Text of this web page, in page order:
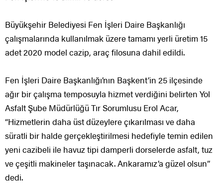
Büyükşehir Belediyesi Fen İşleri Daire Başkanlığı
çalışmalarında kullanılmak üzere tamamı yerli üretim 15
adet 2020 model cazip, araç filosuna dahil edildi.
Fen İşleri Daire Başkanlığı’nın Başkent’in 25 ilçesinde
ağır bir çalışma temposuyla hizmet verdiğini belirten Yol
Asfalt Şube Müdürlüğü Tır Sorumlusu Erol Acar,
“Hizmetlerin daha üst düzeylere çıkarılması ve daha
süratli bir halde gerçekleştirilmesi hedefiyle temin edilen
yeni cazibeli ile havuz tipi damperli dorselerde asfalt, tuz
ve çeşitli makineler taşınacak. Ankaramız’a güzel olsun”
dedi.